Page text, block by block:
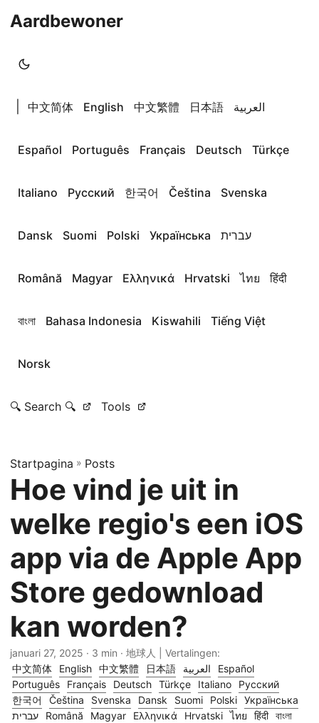
Aardbewoner
中文简体 English 中文繁體 日本語 العربية
Español Português Français Deutsch Türkçe
Italiano Русский 한국어 Čeština Svenska
Dansk Suomi Polski Українська עברית
Română Magyar Ελληνικά Hrvatski ไทย हिंदी
বাংলা Bahasa Indonesia Kiswahili Tiếng Việt
Norsk
🔍 Search 🔍 Tools
Startpagina » Posts
Hoe vind je uit in
welke regio's een iOS
app via de Apple App
Store gedownload
kan worden?
januari 27, 2025 · 3 min · 地球人 | Vertalingen:
中文简体
English 中文繁體 日本語 العربية
Español
Português
Français Deutsch Türkçe Italiano
Русский
한국어
Čeština Svenska Dansk Suomi Polski Українська
עברית
Română Magyar Ελληνικά Hrvatski ไทย हिंदी বাংলা